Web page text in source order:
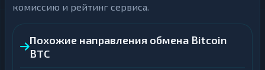
комиссию и рейтинг сервиса.
Похожие направления обмена Bitcoin
BTC